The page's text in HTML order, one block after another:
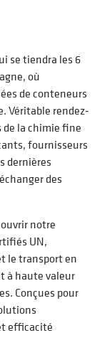
se tiendra les 6
où
de conteneurs
Véritable rendez-
la chimie fine
fournisseurs
dernières
des
notre
UN,
le transport en
à haute valeur
Conçues pour
efficacité